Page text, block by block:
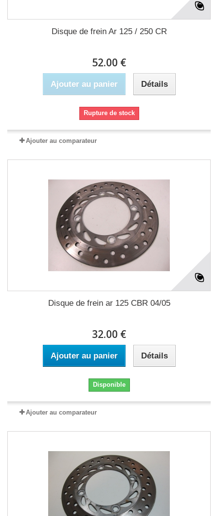
Disque de frein Ar 125 / 250 CR
52.00 €
Ajouter au panier Détails
Rupture de stock
Ajouter au comparateur
Disque de frein ar 125 CBR 04/05
32.00 €
Ajouter au panier Détails
Disponible
Ajouter au comparateur